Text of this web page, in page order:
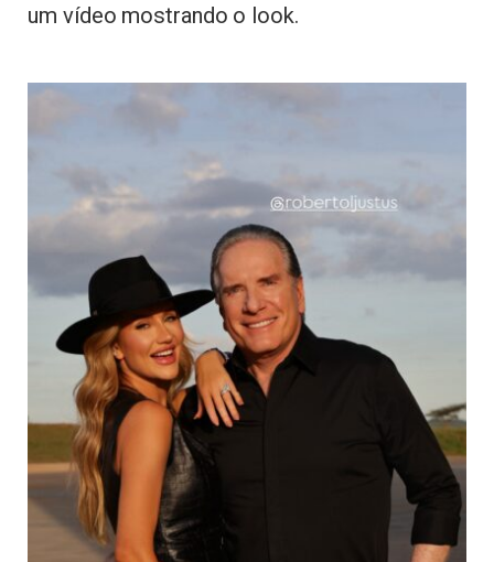
um vídeo mostrando o look.